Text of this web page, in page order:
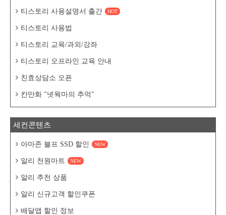
티스토리 사용설명서 출간 HOT
티스토리 사용법
티스토리 교육/과외/강좌
티스토리 오프라인 교육 안내
친효상담소 오픈
칸만화 "넷웍마의 추억"
세컨콘텐츠
아마존 블프 SSD 할인 NEW
알리 천원마트 NEW
알리 추천 상품
알리 신규고객 할인쿠폰
배달앱 할인 정보